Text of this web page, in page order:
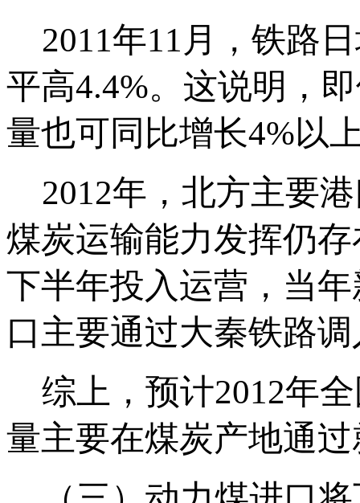
2011年11月，铁路
平高4.4%。这说明，
量也可同比增长4%以
2012年，北方主要
煤炭运输能力发挥仍
下半年投入运营，当
口主要通过大秦铁路
综上，预计2012年
量主要在煤炭产地通